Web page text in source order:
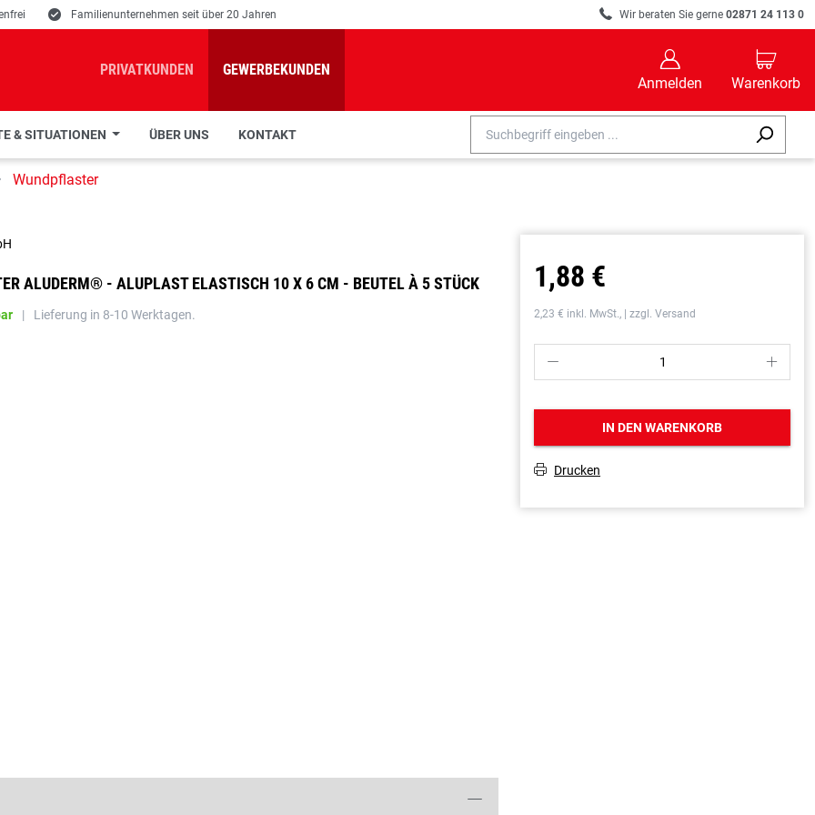
E Familienunternehmen seit über 20 Jahren R Wir beraten Sie gerne 02871 24 113 0
PRIVATKUNDEN GEWERBEKUNDEN
B
Anmelden
C
Warenkorb
& SITUATIONEN ÜBER UNS KONTAKT
Wundpflaster
ALUDERM® - ALUPLAST ELASTISCH 10 X 6 CM - BEUTEL À 5 STÜCK
| Lieferung in 8-10 Werktagen.
1,88 €
2,23 € inkl. MwSt., | zzgl. Versand
P S
IN DEN WARENKORB
T Drucken